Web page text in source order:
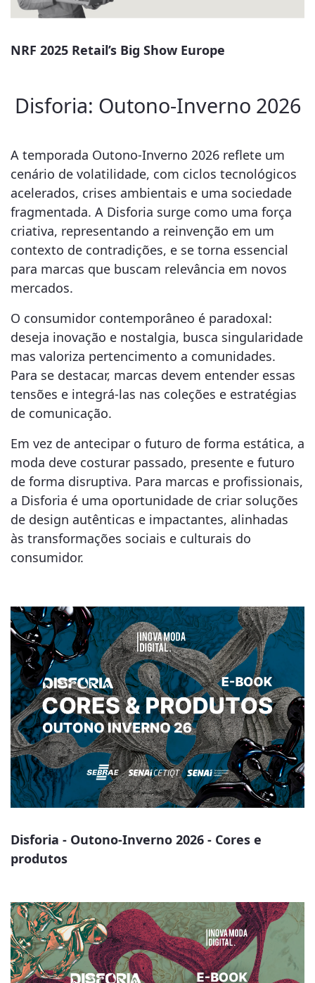
NRF 2025 Retail’s Big Show Europe
Disforia: Outono-Inverno 2026
A temporada Outono-Inverno 2026 reflete um
cenário de volatilidade, com ciclos tecnológicos
acelerados, crises ambientais e uma sociedade
fragmentada. A Disforia surge como uma força
criativa, representando a reinvenção em um
contexto de contradições, e se torna essencial
para marcas que buscam relevância em novos
mercados.
O consumidor contemporâneo é paradoxal:
deseja inovação e nostalgia, busca singularidade
mas valoriza pertencimento a comunidades.
Para se destacar, marcas devem entender essas
tensões e integrá-las nas coleções e estratégias
de comunicação.
Em vez de antecipar o futuro de forma estática, a
moda deve costurar passado, presente e futuro
de forma disruptiva. Para marcas e profissionais,
a Disforia é uma oportunidade de criar soluções
de design autênticas e impactantes, alinhadas
às transformações sociais e culturais do
consumidor.
Disforia - Outono-Inverno 2026 - Cores e
produtos